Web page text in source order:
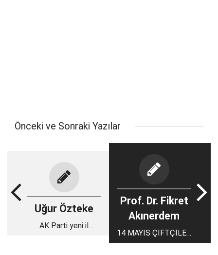
Önceki ve Sonraki Yazılar
Uğur Özteke
AK Parti yeni il
Prof. Dr. Fikret
Akınerdem
14 MAYIS ÇİFTÇİLER
GÜNÜ